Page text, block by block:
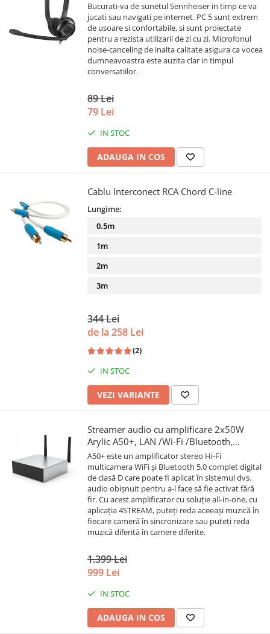
Bucurati-va de sunetul Sennheiser in timp ce va
jucati sau navigati pe internet. PC 5 sunt extrem
de usoare si confortabile, si sunt proiectate
pentru a rezista utilizarii de zi cu zi. Microfonul
noise-canceling de inalta calitate asigura ca vocea
dumneavoastra este auzita clar in timpul
conversatiilor.
89 Lei
79 Lei
IN STOC
ADAUGA IN COS
Cablu Interconect RCA Chord C-line
Lungime:
0.5m
1m
2m
3m
344 Lei
de la 258 Lei
(2)
IN STOC
VEZI VARIANTE
Streamer audio cu amplificare 2x50W
Arylic A50+, LAN /Wi-Fi /Bluetooth,
24bit/192kHz, Multiroom
A50+ este un amplificator stereo Hi-Fi
multicamera WiFi și Bluetooth 5.0 complet digital
de clasă D care poate fi aplicat în sistemul dvs.
audio obișnuit pentru a-l face să fie activat fără
fir. Cu acest amplificator cu soluție all-in-one, cu
aplicația 4STREAM, puteți reda aceeași muzică în
fiecare cameră în sincronizare sau puteți reda
muzică diferită în camere diferite.
1.399 Lei
999 Lei
IN STOC
ADAUGA IN COS